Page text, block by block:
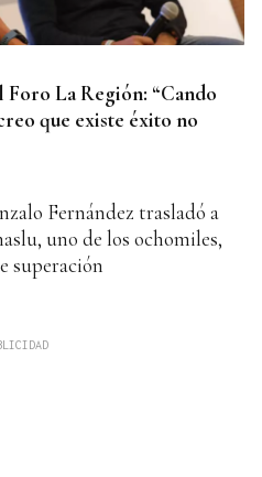
Foro La Región: “Cando
que existe éxito no
Fernández trasladó a
uno de los ochomiles,
superación